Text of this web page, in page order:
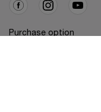
Purchase option